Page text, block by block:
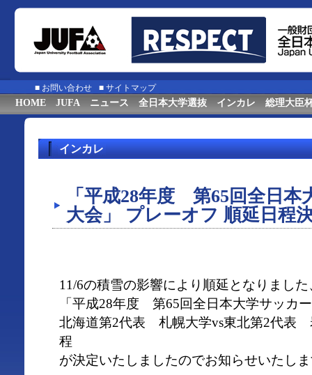
■ お問い合わせ ■ サイトマップ
HOME JUFA ニュース 全日本大学選抜 インカレ 総理大臣
インカレ
「平成28年度 第65回全日本
大会」 プレーオフ 順延日程
11/6の積雪の影響により順延となりました
「平成28年度 第65回全日本大学サッカ
北海道第2代表 札幌大学vs東北第2代表
程
が決定いたしましたのでお知らせいたし